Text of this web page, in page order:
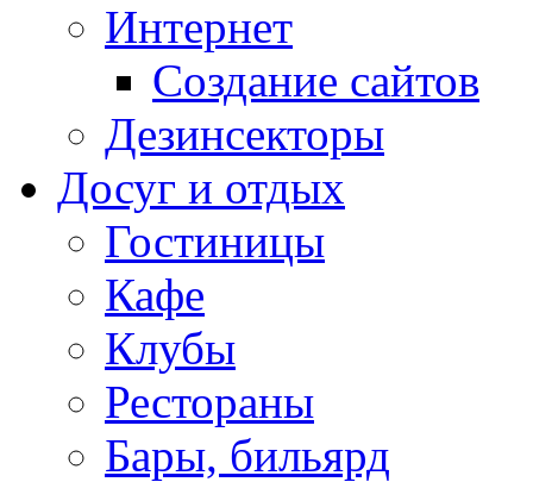
Интернет
Создание сайтов
Дезинсекторы
Досуг и отдых
Гостиницы
Кафе
Клубы
Рестораны
Бары, бильярд